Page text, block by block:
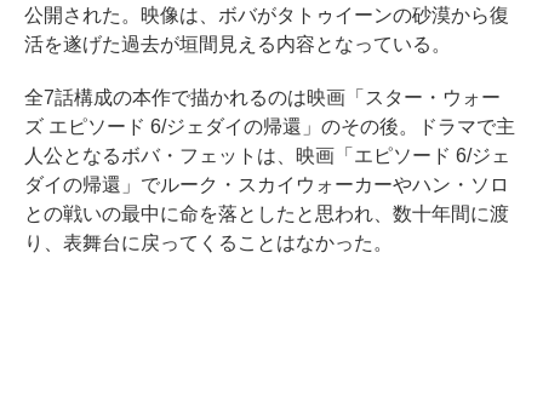
公開された。映像は、ボバがタトゥイーンの砂漠から復
活を遂げた過去が垣間見える内容となっている。
全7話構成の本作で描かれるのは映画「スター・ウォー
ズ エピソード 6/ジェダイの帰還」のその後。ドラマで主
人公となるボバ・フェットは、映画「エピソード 6/ジェ
ダイの帰還」でルーク・スカイウォーカーやハン・ソロ
との戦いの最中に命を落としたと思われ、数十年間に渡
り、表舞台に戻ってくることはなかった。